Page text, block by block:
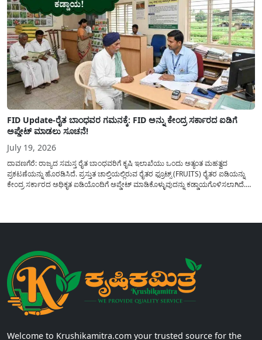
FID Update-ರೈತ ಬಾಂಧವರ ಗಮನಕ್ಕೆ: FID ಅನ್ನು ಕೇಂದ್ರ ಸರ್ಕಾರದ ಐಡಿಗೆ
ಅಪ್ಡೇಟ್ ಮಾಡಲು ಸೂಚನೆ!
July 19, 2026
ದಾವಣಗೆರೆ: ರಾಜ್ಯದ ಸಮಸ್ತ ರೈತ ಬಾಂಧವರಿಗೆ ಕೃಷಿ ಇಲಾಖೆಯು ಒಂದು ಅತ್ಯಂತ ಮಹತ್ವದ
ಪ್ರಕಟಣೆಯನ್ನು ಹೊರಡಿಸಿದೆ. ಪ್ರಸ್ತುತ ಚಾಲ್ತಿಯಲ್ಲಿರುವ ರೈತರ ಫ್ರೂಟ್ಸ್ (FRUITS) ರೈತರ ಐಡಿಯನ್ನು
ಕೇಂದ್ರ ಸರ್ಕಾರದ ಅಧಿಕೃತ ಐಡಿಯೊಂದಿಗೆ ಅಪ್ಡೇಟ್ ಮಾಡಿಕೊಳ್ಳುವುದನ್ನು ಕಡ್ಡಾಯಗೊಳಿಸಲಾಗಿದೆ.
Welcome to Krushikamitra.com your trusted source for the